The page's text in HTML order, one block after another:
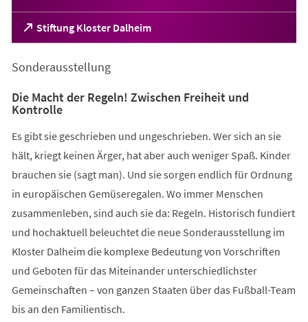
Stiftung Kloster Dalheim
(Öffnet
in
neuen
Sonderausstellung
Die Macht der Regeln! Zwischen Freiheit und
Kontrolle
Es gibt sie geschrieben und ungeschrieben. Wer sich an sie
hält, kriegt keinen Ärger, hat aber auch weniger Spaß. Kinder
brauchen sie (sagt man). Und sie sorgen endlich für Ordnung
in europäischen Gemüseregalen. Wo immer Menschen
zusammenleben, sind auch sie da: Regeln. Historisch fundiert
und hochaktuell beleuchtet die neue Sonderausstellung im
Kloster Dalheim die komplexe Bedeutung von Vorschriften
und Geboten für das Miteinander unterschiedlichster
Gemeinschaften – von ganzen Staaten über das Fußball-Team
bis an den Familientisch.